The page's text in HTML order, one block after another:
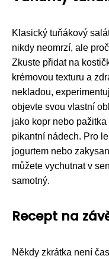
Klasický tuňákový
nikdy neomrzí, ale
Zkuste přidat na
krémovou texturu a
nekladou,
objevte svou vlastní
jako kopr nebo
pikantní nádech. Pro
jogurtem nebo
můžete vychutnat v
samotný.
Recept na
Někdy zkrátka není